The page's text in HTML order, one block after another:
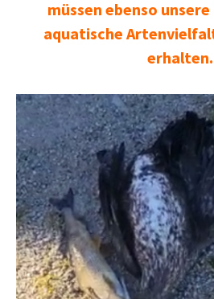
müssen ebenso
aquatische
erhalten.